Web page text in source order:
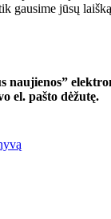
gausime jūsų
naujienos”
el. pašto dėžutę.